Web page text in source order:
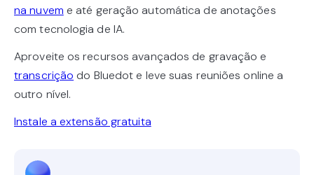
na nuvem e até geração automática de anotações
com tecnologia de IA.
Aproveite os recursos avançados de gravação e
transcrição do Bluedot e leve suas reuniões online a
outro nível.
Instale a extensão gratuita